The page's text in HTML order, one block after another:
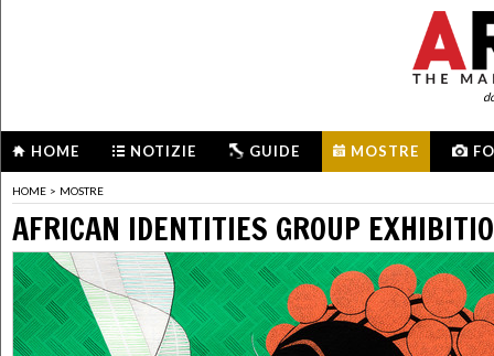
HOME NOTIZIE GUIDE MOSTRE
HOME > MOSTRE
AFRICAN IDENTITIES GROUP